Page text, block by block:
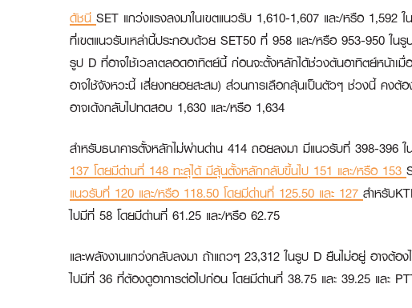
ดัชนี SET แกว่งแรงลงมาในเขตแนวรับ 1,610-1,607 และ/หรือ
ที่เขตแนวรับเหล่านี้ประกอบด้วย SET50 ที่ 958 และ/หรือ 953-950 ใน
รูป D ที่อาจใช้เวลาตลอดอาทิตย์นี้ ก่อนจะตั้งหลักได้ช่วงต้นอาทิตย์หน้าเ
อาจใช้จังหวะนี้ เสี่ยงทยอยสะสม) ส่วนการเลือกลุ้นเป็นตัวๆ ช่วงนี้ คงต้
อาจเด้งกลับไปทดสอบ 1,630 และ/หรือ 1,634
สำหรับธนาคารตั้งหลักไม่ผ่านด่าน 414 ถอยลงมา มีแนวรับที่ 398-396
137 โดยมีด่านที่ 148 ทะลุได้ มีลุ้นตั้งหลักกลับขึ้นไป 151 และ/หรือ 153
แนวรับที่ 120 และ/หรือ 118.50 โดยมีด่านที่ 125.50 และ 127 สำหรับ
ไปมีที่ 58 โดยมีด่านที่ 61.25 และ/หรือ 62.75
และพลังงานแกว่งกลับลงมา ถ้าแถวๆ 23,312 ในรูป D ยืนไม่อยู่ อาจต้อ
ไปมีที่ 36 ที่ต้องดูอาการต่อไปก่อน โดยมีด่านที่ 38.75 และ 39.25 และ